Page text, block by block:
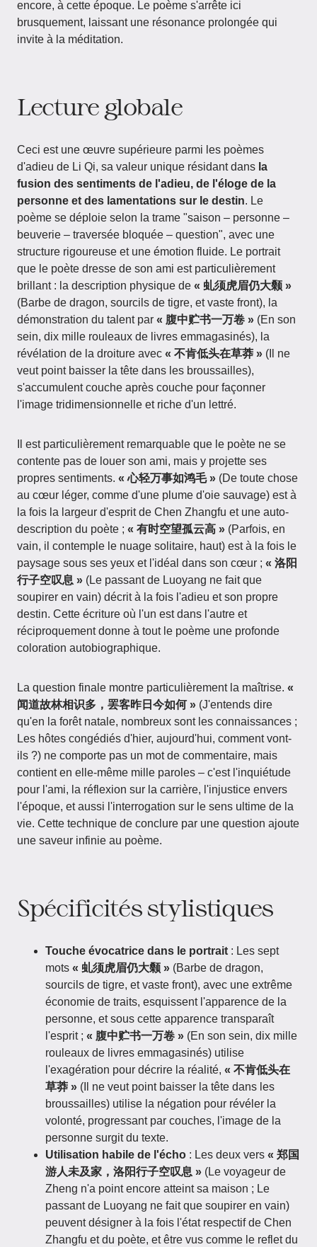
encore, à cette époque. Le poème s'arrête ici
brusquement, laissant une résonance prolongée qui
invite à la méditation.
Lecture globale
Ceci est une œuvre supérieure parmi les poèmes
d'adieu de Li Qi, sa valeur unique résidant dans la
fusion des sentiments de l'adieu, de l'éloge de la
personne et des lamentations sur le destin. Le
poème se déploie selon la trame "saison – personne –
beuverie – traversée bloquée – question", avec une
structure rigoureuse et une émotion fluide. Le portrait
que le poète dresse de son ami est particulièrement
brillant : la description physique de « 虬须虎眉仍大颡 »
(Barbe de dragon, sourcils de tigre, et vaste front), la
démonstration du talent par « 腹中贮书一万卷 » (En son
sein, dix mille rouleaux de livres emmagasinés), la
révélation de la droiture avec « 不肯低头在草莽 » (Il ne
veut point baisser la tête dans les broussailles),
s'accumulent couche après couche pour façonner
l'image tridimensionnelle et riche d'un lettré.
Il est particulièrement remarquable que le poète ne se
contente pas de louer son ami, mais y projette ses
propres sentiments. « 心轻万事如鸿毛 » (De toute chose
au cœur léger, comme d'une plume d'oie sauvage) est à
la fois la largeur d'esprit de Chen Zhangfu et une auto-
description du poète ; « 有时空望孤云高 » (Parfois, en
vain, il contemple le nuage solitaire, haut) est à la fois le
paysage sous ses yeux et l'idéal dans son cœur ; « 洛阳
行子空叹息 » (Le passant de Luoyang ne fait que
soupirer en vain) décrit à la fois l'adieu et son propre
destin. Cette écriture où l'un est dans l'autre et
réciproquement donne à tout le poème une profonde
coloration autobiographique.
La question finale montre particulièrement la maîtrise. «
闻道故林相识多，罢客昨日今如何 » (J'entends dire
qu'en la forêt natale, nombreux sont les connaissances ;
Les hôtes congédiés d'hier, aujourd'hui, comment vont-
ils ?) ne comporte pas un mot de commentaire, mais
contient en elle-même mille paroles – c'est l'inquiétude
pour l'ami, la réflexion sur la carrière, l'injustice envers
l'époque, et aussi l'interrogation sur le sens ultime de la
vie. Cette technique de conclure par une question ajoute
une saveur infinie au poème.
Spécificités stylistiques
Touche évocatrice dans le portrait : Les sept
mots « 虬须虎眉仍大颡 » (Barbe de dragon,
sourcils de tigre, et vaste front), avec une extrême
économie de traits, esquissent l'apparence de la
personne, et sous cette apparence transparaît
l'esprit ; « 腹中贮书一万卷 » (En son sein, dix mille
rouleaux de livres emmagasinés) utilise
l'exagération pour décrire la réalité, « 不肯低头在
草莽 » (Il ne veut point baisser la tête dans les
broussailles) utilise la négation pour révéler la
volonté, progressant par couches, l'image de la
personne surgit du texte.
Utilisation habile de l'écho : Les deux vers « 郑国
游人未及家，洛阳行子空叹息 » (Le voyageur de
Zheng n'a point encore atteint sa maison ; Le
passant de Luoyang ne fait que soupirer en vain)
peuvent désigner à la fois l'état respectif de Chen
Zhangfu et du poète, et être vus comme le reflet du